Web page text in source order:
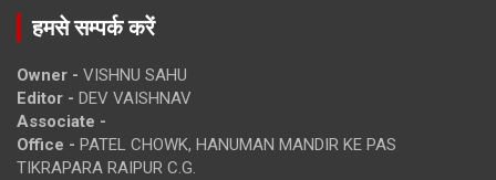
हमसे सम्पर्क करें
Owner - VISHNU SAHU
Editor - DEV VAISHNAV
Associate -
Office - PATEL CHOWK, HANUMAN MANDIR KE PAS
TIKRAPARA RAIPUR C.G.